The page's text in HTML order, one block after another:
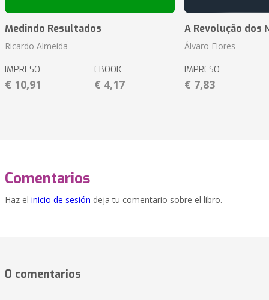
Medindo Resultados
Ricardo Almeida
IMPRESO
€ 10,91
EBOOK
€ 4,17
A Revolução dos
Álvaro Flores
IMPRESO
€ 7,83
Comentarios
Haz el inicio de sesión deja tu comentario sobre el libro.
0 comentarios